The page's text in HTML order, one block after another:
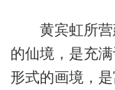
黄宾虹所营
的仙境，是充
形式的画境，